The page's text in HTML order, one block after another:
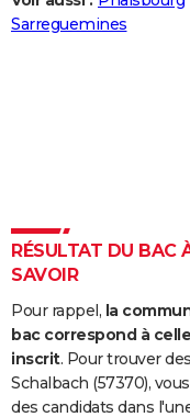
Destinations
City break
Voyage nature
Voyage de noces
Forum
Climat
+
PHOTO
Dictionnaire
Biographies
Citations
Expressions
Proverbes
PROGRAMME TV
S'inscrire
Se connecter
Lycées
Collèges
Primaires
Universités
Entreprises
Service militaire
Avis de recherche
AVIS DE DÉCÈS
FORUM
Sarreguemines
RÉSULTAT DU BAC
SAVOIR
Pour rappel, la
bac correspond à
inscrit. Pour trouver
Schalbach (57370),
des candidats dans